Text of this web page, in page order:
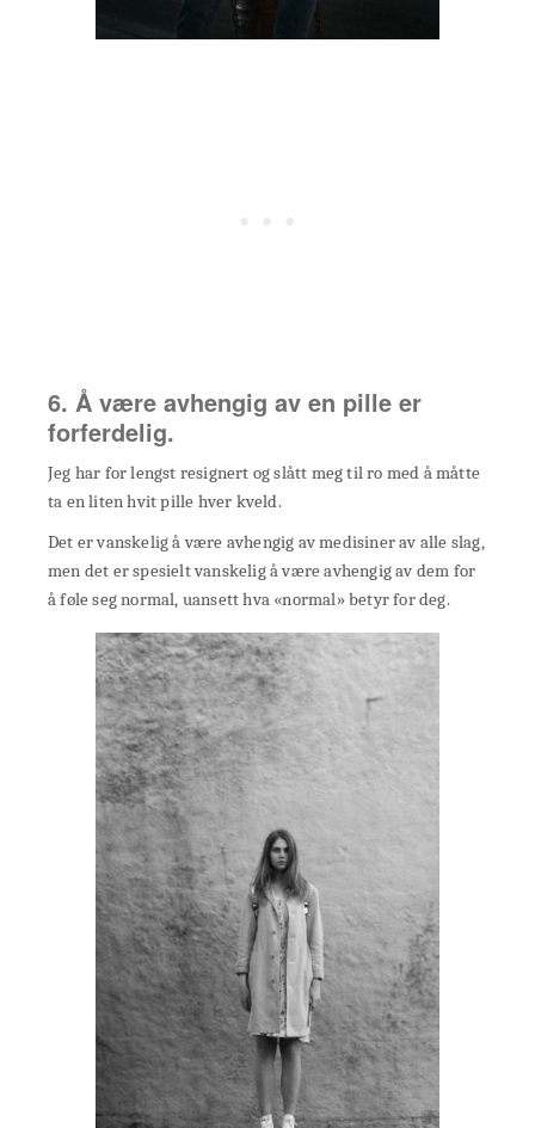
6. Å være avhengig av en pille er
forferdelig.
Jeg har for lengst resignert og slått meg til ro med å måtte
ta en liten hvit pille hver kveld.
Det er vanskelig å være avhengig av medisiner av alle slag,
men det er spesielt vanskelig å være avhengig av dem for
å føle seg normal, uansett hva «normal» betyr for deg.